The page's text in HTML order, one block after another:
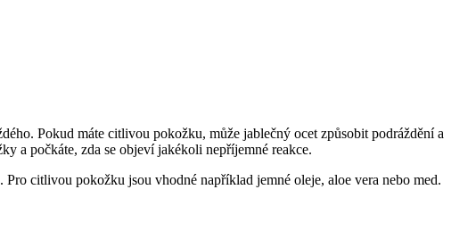
Pokud máte citlivou pokožku, může jablečný ocet způsobit podráždění a
a počkáte, zda se objeví jakékoli nepříjemné reakce.
citlivou pokožku jsou vhodné například jemné oleje, aloe vera nebo med.